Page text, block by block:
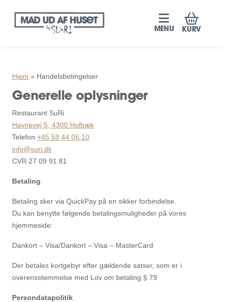
MENU KURV
Hjem » Handelsbetingelser
Generelle oplysninger
Restaurant SuRi
Havnevej 5, 4300 Holbæk
Telefon +45 59 44 06 10
info@suri.dk
CVR 27 09 91 81
Betaling
Betaling sker via QuickPay på en sikker forbindelse.
Du kan benytte følgende betalingsmuligheder på vores
hjemmeside:
Dankort – Visa/Dankort – Visa – MasterCard
Der betales kortgebyr efter gældende satser, som er i
overensstemmelse med Lov om betaling § 79
Persondatapolitik